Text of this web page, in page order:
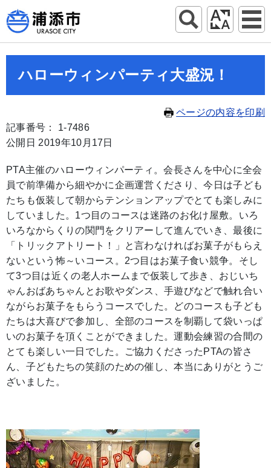
ハローウィンパーティ大盛況！
ページの内容を印刷
記事番号： 1-7486
公開日 2019年10月17日
PTA主催のハローウィンパーティ。会長さんを中心に全会
員で前準備から細やかに企画運営くださり、今日は子ども
たちも仮装して朝からテンションアップでとても楽しみに
していました。1つ目のコースは迷路のお化け屋敷。いろ
いろなからくりの関門をクリアーして進んでいき、最後に
「トリックアトリート！」と言わなければお菓子がもらえ
ないという怖～いコース。2つ目はお菓子食い競争。そし
て3つ目は近くの老人ホームまで仮装して歩き、おじいち
ゃんおばあちゃんとお歌やダンス、手遊びなどで触れ合い
ながらお菓子をもらうコースでした。どのコースも子ども
たちは大喜びで参加し、全部のコースを制覇して袋いっぱ
いのお菓子を頂くことができました。運動会練習の合間の
とても楽しい一日でした。ご協力くださったPTAの皆さ
ん、子どもたちの笑顔のための催し、本当にありがとうご
ざいました。